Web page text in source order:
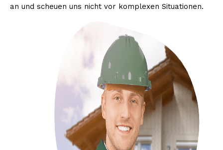
an und scheuen uns nicht vor komplexen Situationen.